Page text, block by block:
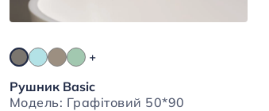
Рушник Basic
Модель: Графітовий 50*90